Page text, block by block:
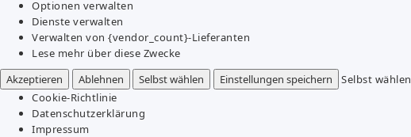
Optionen verwalten
Dienste verwalten
Verwalten von {vendor_count}-Lieferanten
Lese mehr über diese Zwecke
Akzeptieren
Ablehnen Selbst wählen Einstellungen speichern
Selbst wählen
Cookie-Richtlinie
Datenschutzerklärung
Impressum